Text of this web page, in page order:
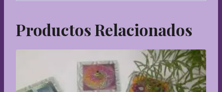
Productos Relacionados